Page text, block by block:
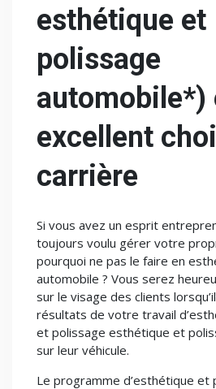
esthétique et
polissage
automobile*)
excellent
carrière
Si vous avez un esprit
toujours voulu gérer votre
pourquoi ne pas le faire en
automobile ? Vous serez
sur le visage des clients
résultats de votre travail
et polissage esthétique et
sur leur véhicule.
Le programme d’esthétique et